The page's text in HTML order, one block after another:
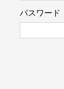
パスワード